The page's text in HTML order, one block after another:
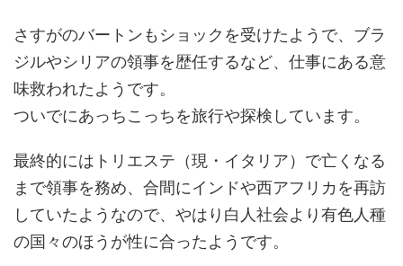
さすがのバートンもショックを受けたようで、ブラ
ジルやシリアの領事を歴任するなど、仕事にある意
味救われたようです。
ついでにあっちこっちを旅行や探検しています。
最終的にはトリエステ（現・イタリア）で亡くなる
まで領事を務め、合間にインドや西アフリカを再訪
していたようなので、やはり白人社会より有色人種
の国々のほうが性に合ったようです。